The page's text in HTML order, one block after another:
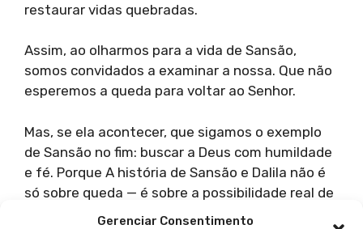
Gerenciar Consentimento
restaurar vidas quebradas.
Assim, ao olharmos para a vida de Sansão,
somos convidados a examinar a nossa. Que não
esperemos a queda para voltar ao Senhor.
Mas, se ela acontecer, que sigamos o exemplo
de Sansão no fim: buscar a Deus com humildade
e fé. Porque A história de Sansão e Dalila não é
só sobre queda — é sobre a possibilidade real de
um novo começo.